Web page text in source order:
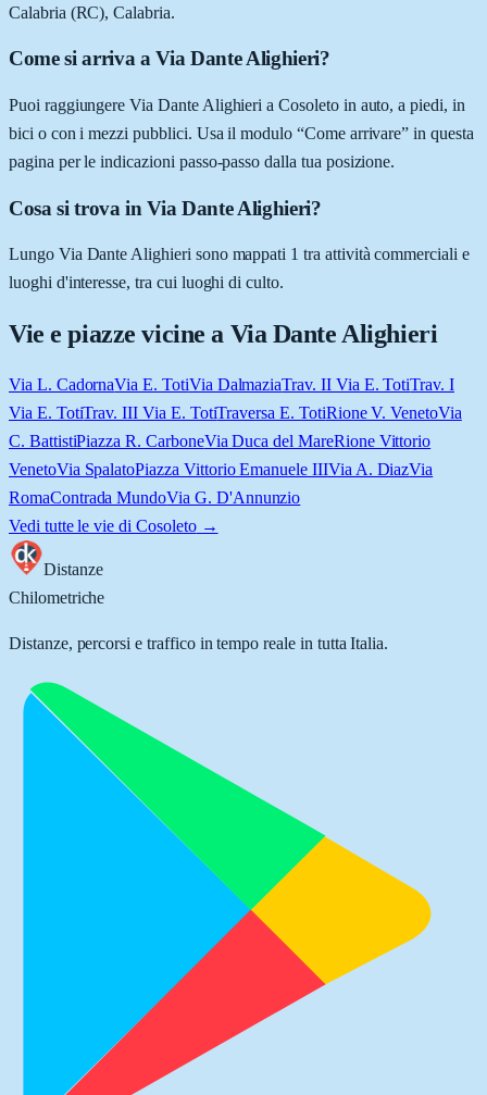
Calabria (RC), Calabria.
Come si arriva a Via Dante Alighieri?
Puoi raggiungere Via Dante Alighieri a Cosoleto in auto, a piedi, in
bici o con i mezzi pubblici. Usa il modulo “Come arrivare” in questa
pagina per le indicazioni passo-passo dalla tua posizione.
Cosa si trova in Via Dante Alighieri?
Lungo Via Dante Alighieri sono mappati 1 tra attività commerciali e
luoghi d'interesse, tra cui luoghi di culto.
Vie e piazze vicine a Via Dante Alighieri
Via L. CadornaVia E. TotiVia DalmaziaTrav. II Via E. TotiTrav. I
Via E. TotiTrav. III Via E. TotiTraversa E. TotiRione V. VenetoVia
C. BattistiPiazza R. CarboneVia Duca del MareRione Vittorio
VenetoVia SpalatoPiazza Vittorio Emanuele IIIVia A. DiazVia
RomaContrada MundoVia G. D'Annunzio
Vedi tutte le vie di Cosoleto→
Distanze
Chilometriche
Distanze, percorsi e traffico in tempo reale in tutta Italia.